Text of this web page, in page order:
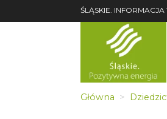
ŚLĄSKIE.
Główna